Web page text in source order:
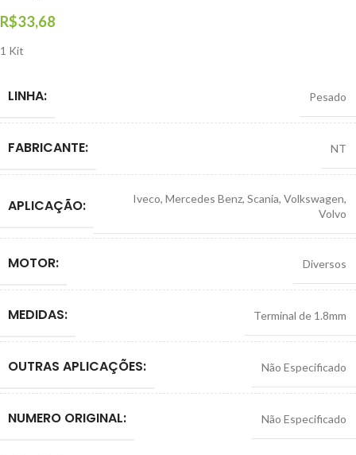
R$33,68
1 Kit
LINHA: Pesado
FABRICANTE: NT
APLICAÇÃO: Iveco, Mercedes Benz, Scania, Volkswagen,
Volvo
MOTOR: Diversos
MEDIDAS: Terminal de 1.8mm
OUTRAS APLICAÇÕES: Não Especificado
NUMERO ORIGINAL: Não Especificado